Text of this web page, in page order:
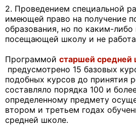
2. Проведением специальной
имеющей право на получение
образования, но по каким-
посещающей школу и не
Программой старшей средней
предусмотрено 15 базовых
подобных курсов до принятия
составляло порядка 100 и
определенному предмету
втором и третьем годах
средней школе.